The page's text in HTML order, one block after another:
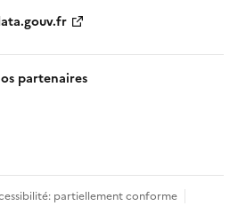
partenaires
partiellement conforme